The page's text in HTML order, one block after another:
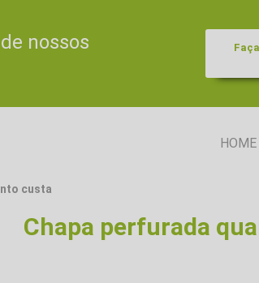
nossos
HOME
custa
Chapa perfurada